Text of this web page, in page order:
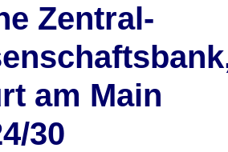
Zentral-
am Main
30